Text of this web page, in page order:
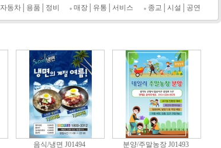
자동차│용품│정비 매장│유통│서비스 종교│시설│공연
음식/냉면 J01494 분양/주말농장 J01493